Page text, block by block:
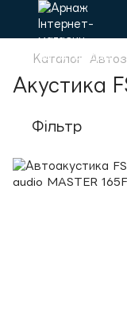
Каталог
Акустика
Фільтр